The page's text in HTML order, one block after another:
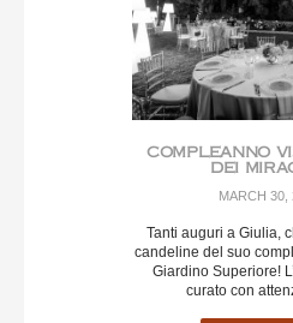
COMPLEANNO
DEI
MARCH 30,
Tanti auguri a Giulia,
candeline del suo
Giardino Superiore!
curato con